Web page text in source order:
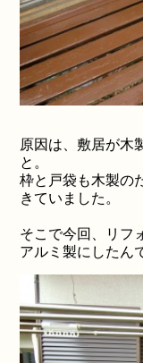
▲リフ
原因は、敷居が木
と。
枠と戸袋も木製の
きていました。
そこで今回、リフ
アルミ製にしたん